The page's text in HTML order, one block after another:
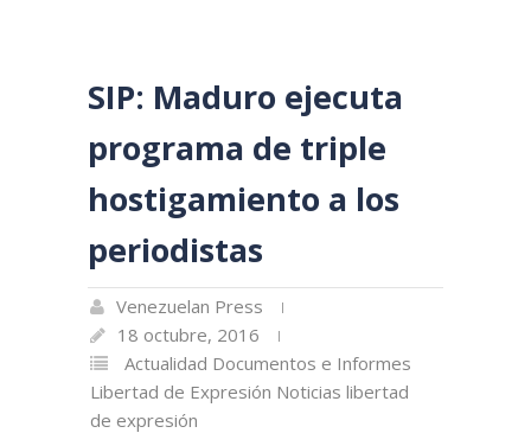
SIP: Maduro ejecuta
programa de triple
hostigamiento a los
periodistas
Venezuelan Press
18 octubre, 2016
Actualidad Documentos e Informes
Libertad de Expresión Noticias libertad
de expresión